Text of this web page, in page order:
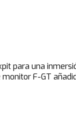
para una
F-GT